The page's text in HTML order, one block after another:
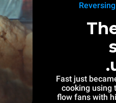
Fast just
cooking using
flow fans with